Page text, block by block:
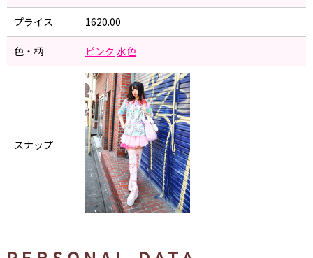
プライス 1620.00
色・柄 ピンク 水色
スナップ